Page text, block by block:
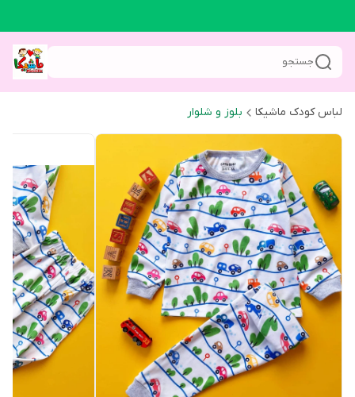
جستجو
لباس کودک ماشیکا بلوز و شلوار